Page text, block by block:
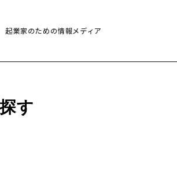
起業家のための情報メディア
す